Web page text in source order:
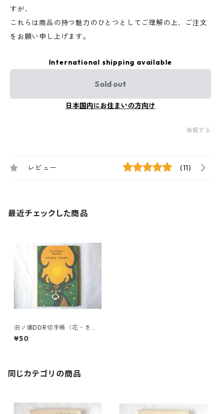
すが、
これらは商品の持つ魅力のひとつとしてご理解の上、ご注文
をお願い申し上げます。
International shipping available
Sold out
日本国内にお住まいの方向け
通報する
レビュー (11)
最近チェックした商品
旧ソ連DDR切手帳（花・きの
こ２面）
¥50
同じカテゴリの商品